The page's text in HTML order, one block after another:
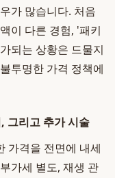
가 많습니다. 처음
이 다른 경험, '패키
되는 상황은 드물지
투명한 가격 정책에
그리고 추가 시술
가격을 전면에 내세
가세 별도, 재생 관